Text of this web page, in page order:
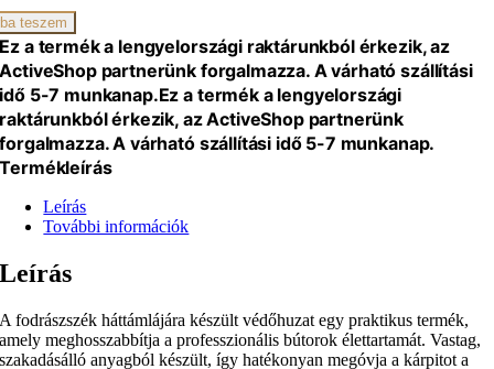
teszem
Ez a termék a lengyelországi raktárunkból érkezik, az
ActiveShop partnerünk forgalmazza. A várható szállítási
idő 5-7 munkanap.Ez a termék a lengyelországi
raktárunkból érkezik, az ActiveShop partnerünk
forgalmazza. A várható szállítási idő 5-7 munkanap.
Termékleírás
Leírás
További információk
Leírás
A fodrászszék háttámlájára készült védőhuzat egy praktikus termék,
amely meghosszabbítja a professzionális bútorok élettartamát. Vastag,
szakadásálló anyagból készült, így hatékonyan megóvja a kárpitot a